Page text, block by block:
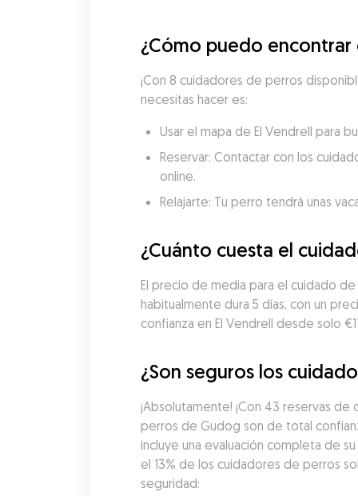
¿Cómo puedo
¡Con 8 cuidadores de perros
necesitas hacer es:
Usar el mapa de El Vendrell para
Reservar: Contactar con los
online.
Relajarte: Tu perro tendrá unas
¿Cuánto cuesta el
El precio de media para el cuidado
habitualmente dura 5 días, con un
confianza en El Vendrell desde solo
¿Son seguros los
¡Absolutamente! ¡Con 43 reservas
perros de Gudog son de total
incluye una evaluación completa de
el 13% de los cuidadores de perros
seguridad: